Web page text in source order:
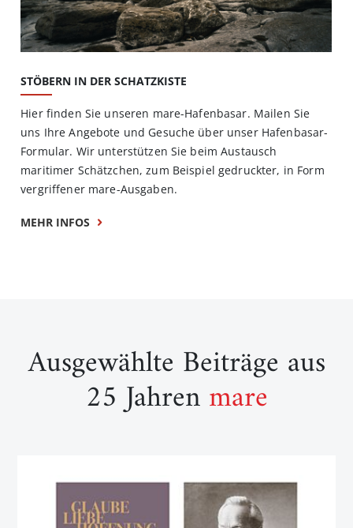
STÖBERN IN DER SCHATZKISTE
Hier finden Sie unseren mare-Hafenbasar. Mailen Sie
uns Ihre Angebote und Gesuche über unser Hafenbasar-
Formular. Wir unterstützen Sie beim Austausch
maritimer Schätzchen, zum Beispiel gedruckter, in Form
vergriffener mare-Ausgaben.
MEHR INFOS
Ausgewählte Beiträge aus
25 Jahrenmare